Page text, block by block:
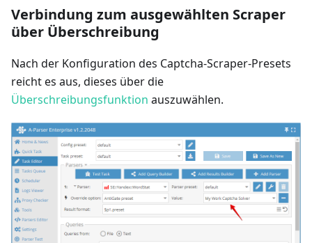
Verbindung zum ausgewählten Scraper
über Überschreibung
Nach der Konfiguration des Captcha-Scraper-Presets
reicht es aus, dieses über die
Überschreibungsfunktion auszuwählen.